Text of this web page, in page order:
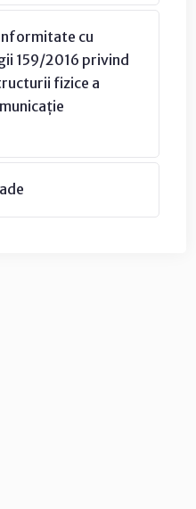
cu
159/2016 privind
fizice a